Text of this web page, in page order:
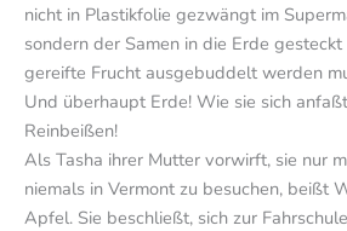
nicht in Plastikfolie gezwängt im
sondern der Samen in die Erde
gereifte Frucht ausgebuddelt werden
Und überhaupt Erde! Wie sie sich
Reinbeißen!
Als Tasha ihrer Mutter vorwirft, sie nur
niemals in Vermont zu besuchen, beißt
Apfel. Sie beschließt, sich zur